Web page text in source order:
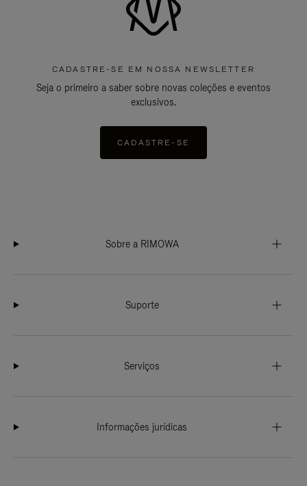
CADASTRE-SE EM NOSSA NEWSLETTER
Seja o primeiro a saber sobre novas coleções e eventos
exclusivos.
CADASTRE-SE
Sobre a RIMOWA
Suporte
Serviços
Informações jurídicas